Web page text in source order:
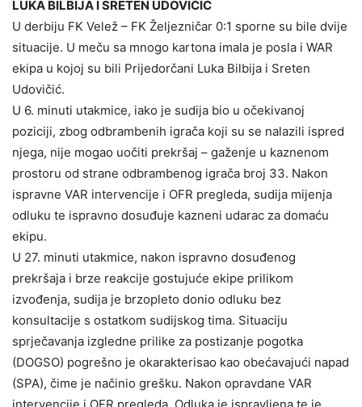
LUKA BILBIJA I SRETEN UDOVIČIĆ
U derbiju FK Velež – FK Željezničar 0:1 sporne su bile dvije
situacije. U meču sa mnogo kartona imala je posla i WAR
ekipa u kojoj su bili Prijedorčani Luka Bilbija i Sreten
Udovičić.
U 6. minuti utakmice, iako je sudija bio u očekivanoj
poziciji, zbog odbrambenih igrača koji su se nalazili ispred
njega, nije mogao uočiti prekršaj – gaženje u kaznenom
prostoru od strane odbrambenog igrača broj 33. Nakon
ispravne VAR intervencije i OFR pregleda, sudija mijenja
odluku te ispravno dosuđuje kazneni udarac za domaću
ekipu.
U 27. minuti utakmice, nakon ispravno dosuđenog
prekršaja i brze reakcije gostujuće ekipe prilikom
izvođenja, sudija je brzopleto donio odluku bez
konsultacije s ostatkom sudijskog tima. Situaciju
sprječavanja izgledne prilike za postizanje pogotka
(DOGSO) pogrešno je okarakterisao kao obećavajući napad
(SPA), čime je načinio grešku. Nakon opravdane VAR